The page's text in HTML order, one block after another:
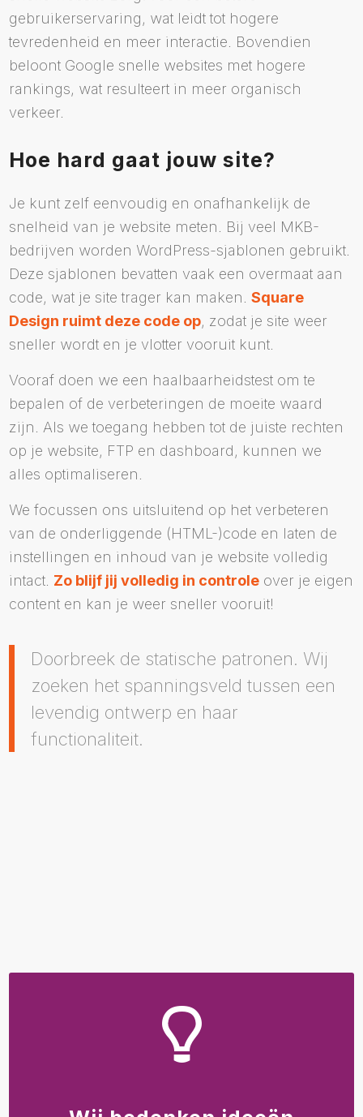
gebruikerservaring, wat leidt tot hogere
tevredenheid en meer interactie. Bovendien
beloont Google snelle websites met hogere
rankings, wat resulteert in meer organisch
verkeer.
Hoe hard gaat jouw site?
Je kunt zelf eenvoudig en onafhankelijk de
snelheid van je website meten. Bij veel MKB-
bedrijven worden WordPress-sjablonen gebruikt.
Deze sjablonen bevatten vaak een overmaat aan
code, wat je site trager kan maken.Square
Design ruimt deze code op, zodat je site weer
sneller wordt en je vlotter vooruit kunt.
Vooraf doen we een haalbaarheidstest om te
bepalen of de verbeteringen de moeite waard
zijn. Als we toegang hebben tot de juiste rechten
op je website, FTP en dashboard, kunnen we
alles optimaliseren.
We focussen ons uitsluitend op het verbeteren
van de onderliggende (HTML-)code en laten de
instellingen en inhoud van je website volledig
intact. Zo blijf jij volledig in controle over je eigen
content en kan je weer sneller vooruit!
Doorbreek de statische patronen. Wij
zoeken het spanningsveld tussen een
levendig ontwerp en haar
functionaliteit.